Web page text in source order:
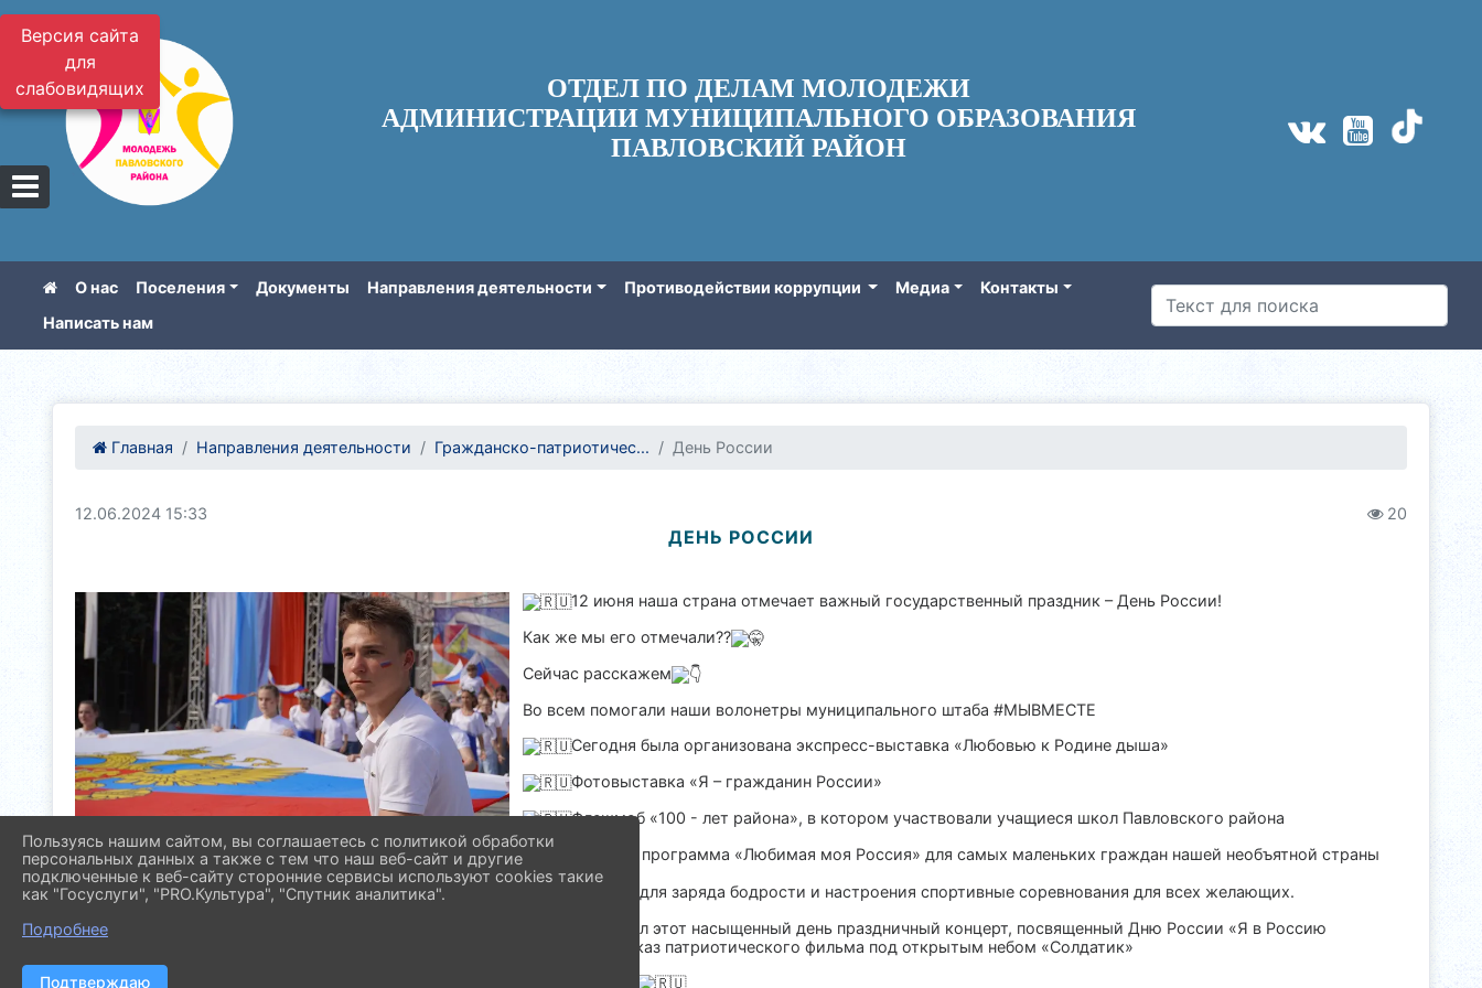
Версия сайта
для
слабовидящих
ОТДЕЛ ПО ДЕЛАМ МОЛОДЕЖИ
АДМИНИСТРАЦИИ МУНИЦИПАЛЬНОГО ОБРАЗОВАНИЯ
ПАВЛОВСКИЙ РАЙОН
О нас Поселения Документы Направления деятельности Противодействии коррупции Медиа
Контакты
Написать нам
Главная Направления деятельности Гражданско-патриотичес... День России
12.06.2024 15:33 20
ДЕНЬ РОССИИ
12 июня наша страна отмечает важный государственный праздник – День России!
Как же мы его отмечали??
Сейчас расскажем
Во всем помогали наши волонетры муниципального штаба #МЫВМЕСТЕ
Сегодня была организована экспресс-выставка «Любовью к Родине дыша»
Фотовыставка «Я – гражданин России»
Флешмоб «100 - лет района», в котором участвовали учащиеся школ Павловского района
Игровая программа «Любимая моя Россия» для самых маленьких граждан нашей необъятной страны
А также для заряда бодрости и настроения спортивные соревнования для всех желающих.
Завершал этот насыщенный день праздничный концерт, посвященный Дню России «Я в Россию
влюблен» и показ патриотического фильма под открытым небом «Солдатик»
Пользуясь нашим сайтом, вы соглашаетесь с политикой обработки
персональных данных а также с тем что наш веб-сайт и другие
подключенные к веб-сайту сторонние сервисы используют cookies такие
как "Госуслуги", "PRO.Культура", "Спутник аналитика".
Подробнее
Подтверждаю